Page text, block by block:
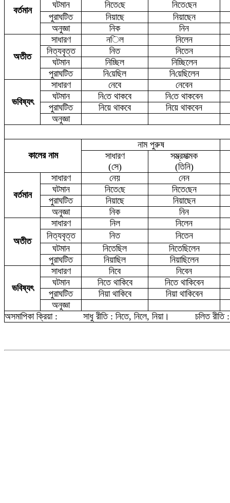
বর্তমান
ঘটমান
নিতেছে নিতেছেন
পুরাঘটিত
নিয়াছে নিয়াছেন
অনুজ্ঞা
নিক নিন
অতীত
সাধারণ নিল নিলেন
নিত্যবৃত্ত
নিত নিতেন
ঘটমান
নিচ্ছিল নিচ্ছিলেন
পুরাঘটিত
নিয়েছিল নিয়েছিলেন
ভবিষ্যৎ
সাধারণ নেবে নেবেন
ঘটমান
নিতে থাকবে নিতে থাকবেন
পুরাঘটিত
নিয়ে থাকবে
নিয়ে থাকবেন
অনুজ্ঞা
কালের নাম
নাম পুরুষ
সাধারণ
(সে)
সম্ভ্রমাত্মক
(তিনি)
বর্তমান
সাধারণ নেয় নেন
ঘটমান
নিতেছে নিতেছেন
পুরাঘটিত
নিয়াছে
নিয়াছেন
অনুজ্ঞা
নিক নিন
অতীত
সাধারণ নিল
নিলেন
নিত্যবৃত্ত
নিত নিতেন
ঘটমান
নিতেছিল
নিতেছিলেন
পুরাঘটিত
নিয়াছিল নিয়াছিলেন
ভবিষ্যৎ
সাধারণ নিবে
নিবেন
ঘটমান
নিতে থাকিবে
নিতে থাকিবেন
পুরাঘটিত
নিয়া থাকিবে
নিয়া থাকিবেন
অনুজ্ঞা
অসমাপিকা ক্রিয়া :
সাধু রীতি : নিতে, নিলে, নিয়া। চলিত রীতি